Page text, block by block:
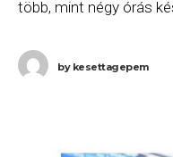
több, mint négy órás
bykesettagepem